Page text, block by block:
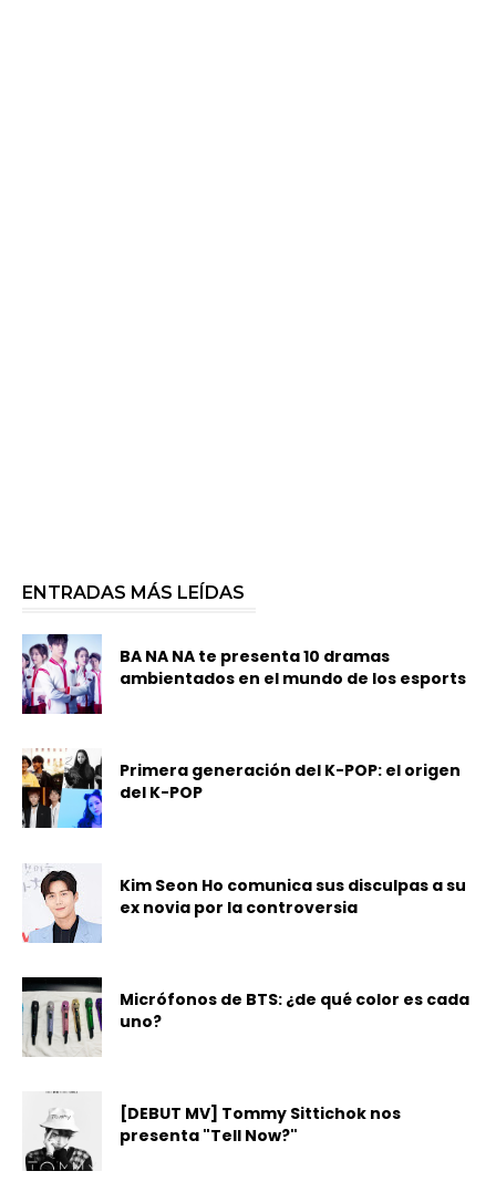
ENTRADAS MÁS LEÍDAS
BA NA NA te presenta 10 dramas
ambientados en el mundo de los esports
Primera generación del K-POP: el origen
del K-POP
Kim Seon Ho comunica sus disculpas a su
ex novia por la controversia
Micrófonos de BTS: ¿de qué color es cada
uno?
[DEBUT MV] Tommy Sittichok nos
presenta "Tell Now?"